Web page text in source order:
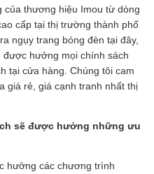
của thương hiệu Imou từ dòng
cấp tại thị trường thành phố
ngụy trang bóng đèn tại đây,
được hưởng mọi chính sách
tại cửa hàng. Chúng tôi cam
giá rẻ, giá cạnh tranh nhất thị
sẽ được hưởng những ưu
hưởng các chương trình